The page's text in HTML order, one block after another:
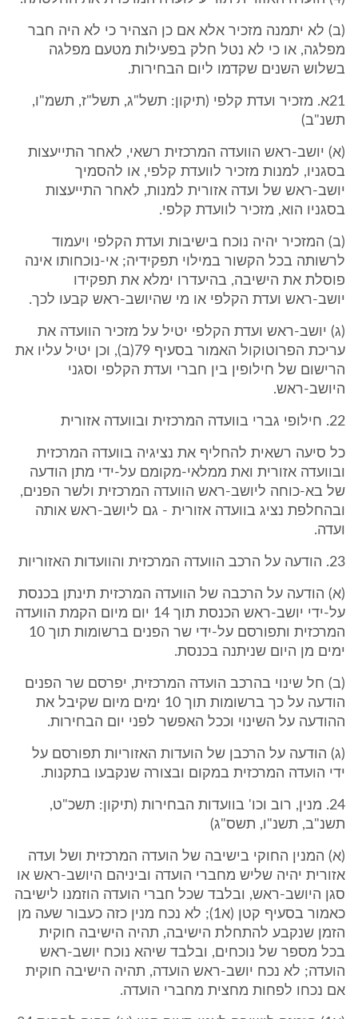
(ב) לא יתמנה מזכיר אלא אם כן הצהיר כי לא היה חבר
מפלגה, או כי לא נטל חלק בפעילות מטעם מפלגה
בשלוש השנים שקדמו ליום הבחירות.
21א. מזכיר ועדת קלפי (תיקון: תשל"ג, תשל"ז, תשמ"ו,
תשנ"ב)
(א) יושב-ראש הוועדה המרכזית רשאי, לאחר התייעצות
בסגניו, למנות מזכיר לוועדת קלפי, או להסמיך
יושב-ראש של ועדה אזורית למנות, לאחר התייעצות
בסגניו הוא, מזכיר לוועדת קלפי.
(ב) המזכיר יהיה נוכח בישיבות ועדת הקלפי ויעמוד
לרשותה בכל הקשור במילוי תפקידיה; אי-נוכחותו אינה
פוסלת את הישיבה, בהיעדרו ימלא את תפקידו
יושב-ראש ועדת הקלפי או מי שהיושב-ראש קבעו לכך.
(ג) יושב-ראש ועדת הקלפי יטיל על מזכיר הוועדה את
עריכת הפרוטוקול האמור בסעיף 79(ב), וכן יטיל עליו את
הרישום של חילופין בין חברי ועדת הקלפי וסגני
היושב-ראש.
22. חילופי גברי בוועדה המרכזית ובוועדה אזורית
כל סיעה רשאית להחליף את נציגיה בוועדה המרכזית
ובוועדה אזורית ואת ממלאי-מקומם על-ידי מתן הודעה
של בא-כוחה ליושב-ראש הוועדה המרכזית ולשר הפנים,
ובהחלפת נציג בוועדה אזורית - גם ליושב-ראש אותה
ועדה.
23. הודעה על הרכב הוועדה המרכזית והוועדות האזוריות
(א) הודעה על הרכבה של הוועדה המרכזית תינתן בכנסת
על-ידי יושב-ראש הכנסת תוך 14 יום מיום הקמת הוועדה
המרכזית ותפורסם על-ידי שר הפנים ברשומות תוך 10
ימים מן היום שניתנה בכנסת.
(ב) חל שינוי בהרכב הועדה המרכזית, יפרסם שר הפנים
הודעה על כך ברשומות תוך 10 ימים מיום שקיבל את
ההודעה על השינוי וככל האפשר לפני יום הבחירות.
(ג) הודעה על הרכבן של הועדות האזוריות תפורסם על
ידי הועדה המרכזית במקום ובצורה שנקבעו בתקנות.
24. מנין, רוב וכו' בוועדות הבחירות (תיקון: תשכ"ט,
תשנ"ב, תשנ"ו, תשס"ג)
(א) המנין החוקי בישיבה של הועדה המרכזית ושל ועדה
אזורית יהיה שליש מחברי הועדה וביניהם היושב-ראש או
סגן היושב-ראש, ובלבד שכל חברי הועדה הוזמנו לישיבה
כאמור בסעיף קטן (א1); לא נכח מנין כזה כעבור שעה מן
הזמן שנקבע להתחלת הישיבה, תהיה הישיבה חוקית
בכל מספר של נוכחים, ובלבד שיהא נוכח יושב-ראש
הועדה; לא נכח יושב-ראש הועדה, תהיה הישיבה חוקית
אם נכחו לפחות מחצית מחברי הועדה.